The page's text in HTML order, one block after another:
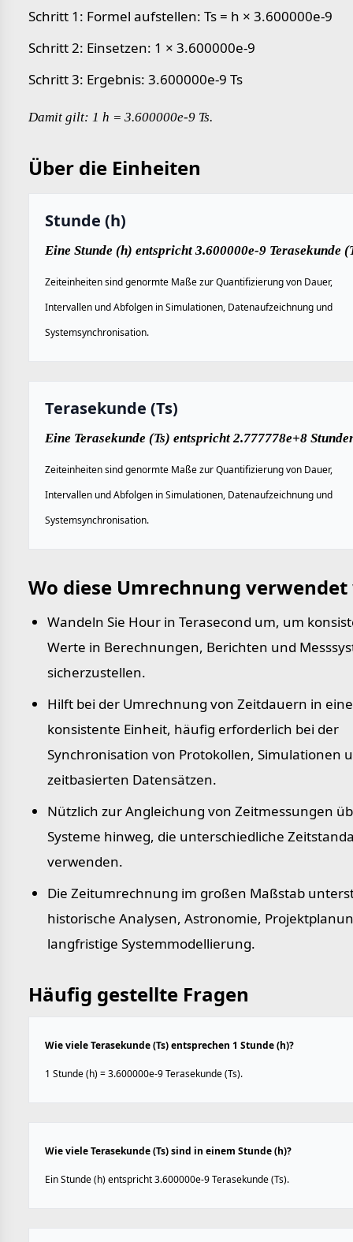
Schritt 1: Formel aufstellen: Ts = h × 3.600000e-9
Schritt 2: Einsetzen: 1 × 3.600000e-9
Schritt 3: Ergebnis: 3.600000e-9 Ts
Damit gilt: 1 h = 3.600000e-9 Ts.
Über die Einheiten
Stunde (h)
Eine Stunde (h) entspricht 3.600000e-9 Terasekunde
Zeiteinheiten sind genormte Maße zur Quantifizierung von Dauer,
Intervallen und Abfolgen in Simulationen, Datenaufzeichnung und
Systemsynchronisation.
Terasekunde (Ts)
Eine Terasekunde (Ts) entspricht 2.777778e+8
Zeiteinheiten sind genormte Maße zur Quantifizierung von Dauer,
Intervallen und Abfolgen in Simulationen, Datenaufzeichnung und
Systemsynchronisation.
Wo diese Umrechnung
Wandeln Sie Hour in Terasecond um, um
Werte in Berechnungen, Berichten und
sicherzustellen.
Hilft bei der Umrechnung von Zeitdauern in eine
konsistente Einheit, häufig erforderlich bei der
Synchronisation von Protokollen, Simulationen
zeitbasierten Datensätzen.
Nützlich zur Angleichung von Zeitmessungen
Systeme hinweg, die unterschiedliche
verwenden.
Die Zeitumrechnung im großen Maßstab
historische Analysen, Astronomie,
langfristige Systemmodellierung.
Häufig gestellte Fragen
Wie viele Terasekunde (Ts) entsprechen 1 Stunde (h)?
1 Stunde (h) = 3.600000e-9 Terasekunde (Ts).
Wie viele Terasekunde (Ts) sind in einem Stunde (h)?
Ein Stunde (h) entspricht 3.600000e-9 Terasekunde (Ts).